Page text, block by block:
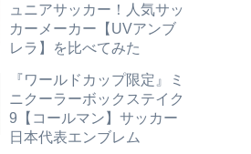
ュニアサッカー！人気サッ
カーメーカー【UVアンブ
レラ】を比べてみた
『ワールドカップ限定』ミ
ニクーラーボックステイク
9【コールマン】サッカー
日本代表エンブレム